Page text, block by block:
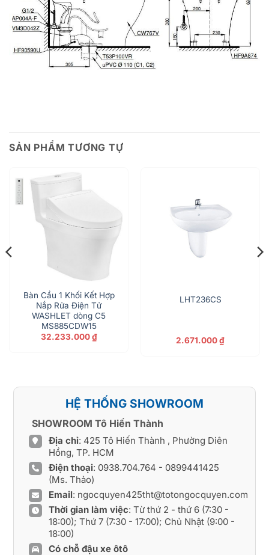
SẢN PHẨM TƯƠNG TỰ
Bàn Cầu 1 Khối Kết Hợp
Nắp Rửa Điện Tử
WASHLET dòng C5
MS885CDW15
32.233.000₫
LHT236CS
2.671.000₫
HỆ THỐNG SHOWROOM
SHOWROOM Tô Hiến Thành
Địa chỉ: 425 Tô Hiến Thành , Phường Diên
Hồng, TP. HCM
Điện thoại: 0938.704.764 - 0899441425
(Ms. Thảo)
Email: ngocquyen425tht@totongocquyen.com
Thời gian làm việc: Từ thứ 2 - thứ 6 (7:30 -
18:00); Thứ 7 (7:30 - 17:00); Chủ Nhật (9:00 -
18:00)
Có chỗ đậu xe ôtô